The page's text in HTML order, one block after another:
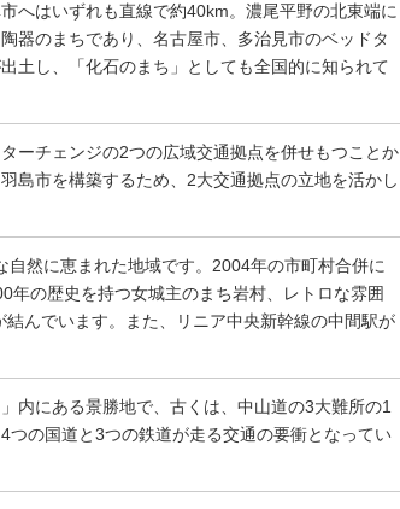
へはいずれも直線で約40km。濃尾平野の北東端に
器のまちであり、名古屋市、多治見市のベッドタ
土し、「化石のまち」としても全国的に知られて
ーチェンジの2つの広域交通拠点を併せもつことか
島市を構築するため、2大交通拠点の立地を活かし
然に恵まれた地域です。2004年の市町村合併に
年の歴史を持つ女城主のまち岩村、レトロな雰囲
んでいます。また、リニア中央新幹線の中間駅が
内にある景勝地で、古くは、中山道の3大難所の1
の国道と3つの鉄道が走る交通の要衝となってい